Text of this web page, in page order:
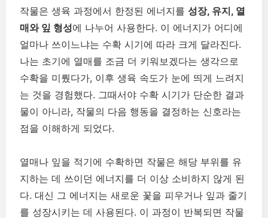
작물은 생육 과정에서 한정된 에너지를 성장, 유지, 열
매와 잎 형성에 나누어 사용한다. 이 에너지가 어디에
얼마나 쓰이느냐는 수확 시기에 따라 크게 달라진다.
나는 초기에 열매를 조금 더 키워보겠다는 생각으로
수확을 미뤘다가, 이후 생육 속도가 눈에 띄게 느려지
는 것을 경험했다. 그때서야 수확 시기가 단순한 결과
물이 아니라, 작물의 다음 행동을 결정하는 신호라는
점을 이해하게 되었다.
열매나 잎을 적기에 수확하면 작물은 해당 부위를 유
지하는 데 쓰이던 에너지를 더 이상 소비하지 않게 된
다. 대신 그 에너지는 새로운 꽃을 피우거나 잎과 줄기
를 성장시키는 데 사용된다. 이 과정이 반복되면 작물